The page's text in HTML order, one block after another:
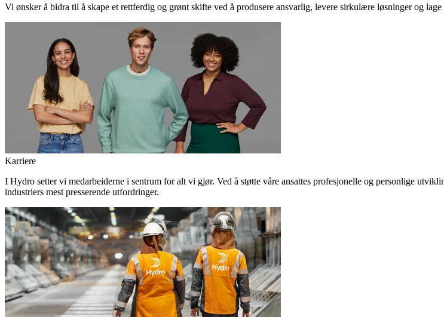
Vi ønsker å bidra til å skape et rettferdig og grønt skifte ved å produsere ansvarlig, levere sirkulære løsninger og
Karriere
I Hydro setter vi medarbeiderne i sentrum for alt vi gjør. Ved å støtte våre ansattes profesjonelle og personlige
industriers mest presserende utfordringer.